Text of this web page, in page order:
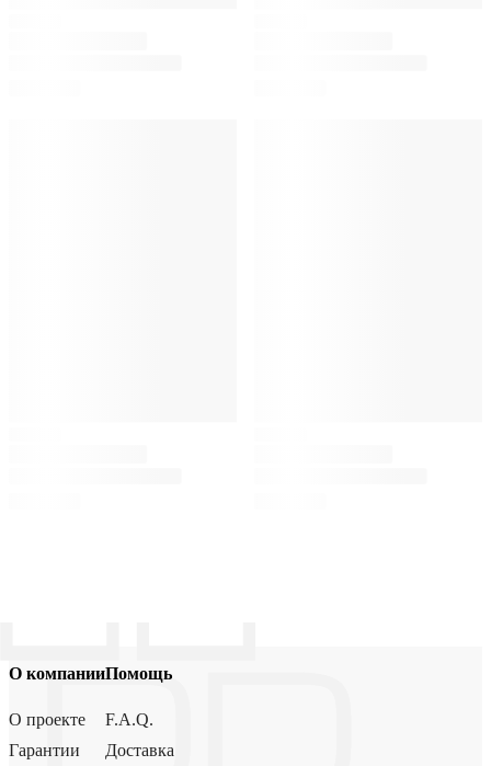
О компании
О проекте
Гарантии
Помощь
F.A.Q.
Доставка